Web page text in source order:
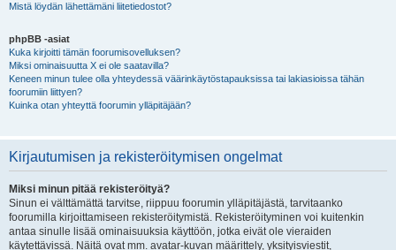
Mistä löydän lähettämäni liitetiedostot?
phpBB -asiat
Kuka kirjoitti tämän foorumisovelluksen?
Miksi ominaisuutta X ei ole saatavilla?
Keneen minun tulee olla yhteydessä väärinkäytöstapauksissa tai lakiasioissa tähän
foorumiin liittyen?
Kuinka otan yhteyttä foorumin ylläpitäjään?
Kirjautumisen ja rekisteröitymisen ongelmat
Miksi minun pitää rekisteröityä?
Sinun ei välttämättä tarvitse, riippuu foorumin ylläpitäjästä, tarvitaanko
foorumilla kirjoittamiseen rekisteröitymistä. Rekisteröityminen voi kuitenkin
antaa sinulle lisää ominaisuuksia käyttöön, jotka eivät ole vieraiden
käytettävissä. Näitä ovat mm. avatar-kuvan määrittely, yksityisviestit,